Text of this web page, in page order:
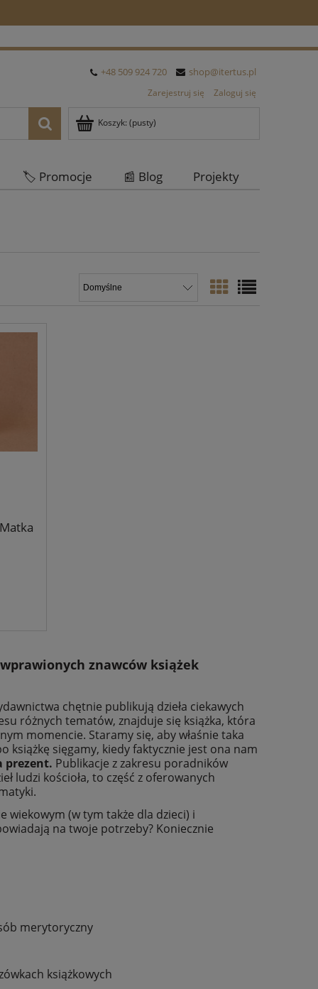
+48 509 924 720 shop@itertus.pl
Zarejestruj się Zaloguj się
Koszyk: (pusty)
🏷️ Promocje 📰 Blog
Projekty
znawców książek
chętnie publikują dzieła ciekawych
różnych tematów, znajduje się książka, która
momencie. Staramy się, aby właśnie taka
książkę sięgamy, kiedy faktycznie jest ona nam
prezent. Publikacje z zakresu poradników
ludzi kościoła, to część z oferowanych
wiekowym (w tym także dla dzieci) i
na twoje potrzeby? Koniecznie
merytoryczny
książkowych